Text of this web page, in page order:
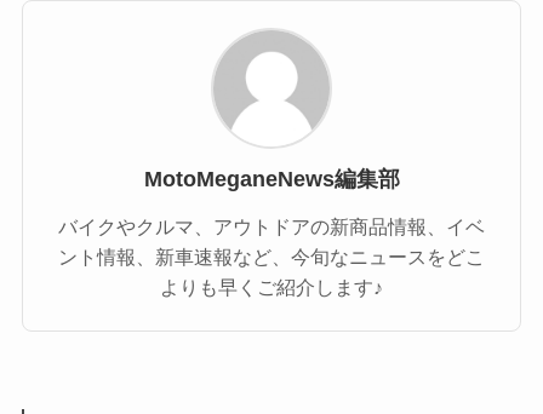
MotoMeganeNews編集部
バイクやクルマ、アウトドアの新商品情報、イベ
ント情報、新車速報など、今旬なニュースをどこ
よりも早くご紹介します♪